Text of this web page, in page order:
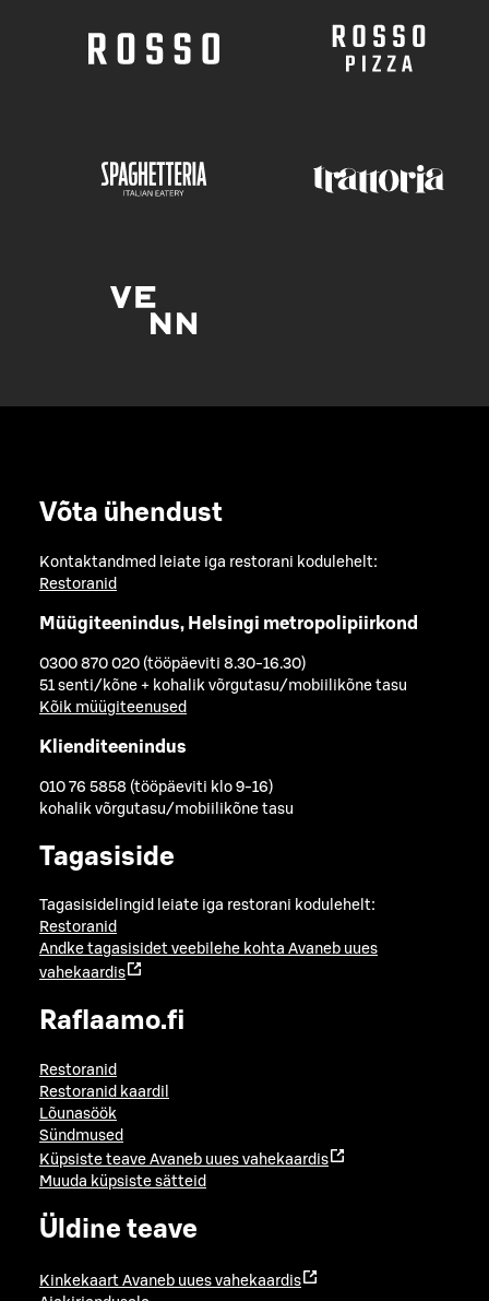
Võta ühendust
Kontaktandmed leiate iga restorani kodulehelt:
Restoranid
Müügiteenindus, Helsingi metropolipiirkond
0300 870 020 (tööpäeviti 8.30-16.30)
51 senti/kõne + kohalik võrgutasu/mobiilikõne tasu
Kõik müügiteenused
Klienditeenindus
010 76 5858 (tööpäeviti klo 9-16)
kohalik võrgutasu/mobiilikõne tasu
Tagasiside
Tagasisidelingid leiate iga restorani kodulehelt:
Restoranid
Andke tagasisidet veebilehe kohta Avaneb uues
vahekaardis
Raflaamo.fi
Restoranid
Restoranid kaardil
Lõunasöök
Sündmused
Küpsiste teave Avaneb uues vahekaardis
Muuda küpsiste sätteid
Üldine teave
Kinkekaart Avaneb uues vahekaardis